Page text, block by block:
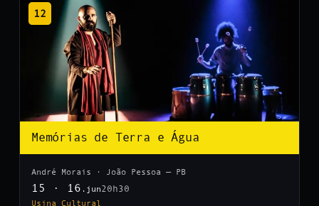
12
Memórias de Terra e Água
André Morais · João Pessoa — PB
15 · 16 .jun20h30
Usina Cultural